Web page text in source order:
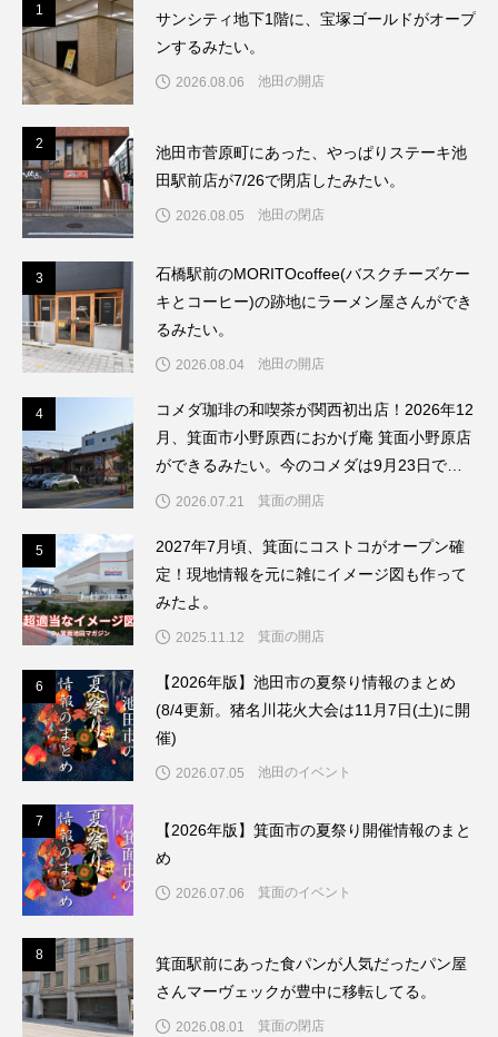
1
サンシティ地下1階に、宝塚ゴールドがオープ
ンするみたい。
2026.08.06 池田の開店
2
池田市菅原町にあった、やっぱりステーキ池
田駅前店が7/26で閉店したみたい。
2026.08.05 池田の閉店
3
石橋駅前のMORITOcoffee(バスクチーズケー
キとコーヒー)の跡地にラーメン屋さんができ
るみたい。
2026.08.04 池田の開店
4
コメダ珈琲の和喫茶が関西初出店！2026年12
月、箕面市小野原西におかげ庵 箕面小野原店
ができるみたい。今のコメダは9月23日で閉
店してリブランドするんだって。
2026.07.21 箕面の開店
5
2027年7月頃、箕面にコストコがオープン確
定！現地情報を元に雑にイメージ図も作って
みたよ。
2025.11.12 箕面の開店
6
【2026年版】池田市の夏祭り情報のまとめ
(8/4更新。猪名川花火大会は11月7日(土)に開
催)
2026.07.05 池田のイベント
7
【2026年版】箕面市の夏祭り開催情報のまと
め
2026.07.06 箕面のイベント
8
箕面駅前にあった食パンが人気だったパン屋
さんマーヴェックが豊中に移転してる。
2026.08.01 箕面の閉店